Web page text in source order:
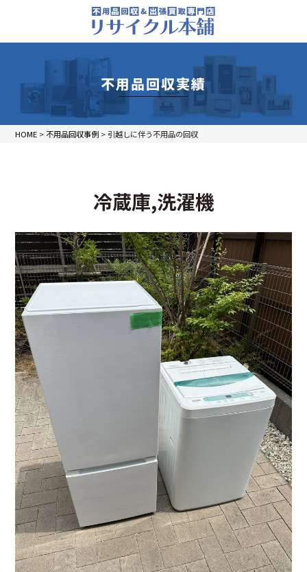
不用品回収実績
HOME > 不用品回収事例 > 引越しに伴う不用品の回収
冷蔵庫,洗濯機